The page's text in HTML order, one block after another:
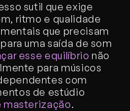
sutil que exige
ritmo e qualidade
que precisam
uma saída de som
esse equilíbrio não
para músicos
com
de estúdio
masterização.